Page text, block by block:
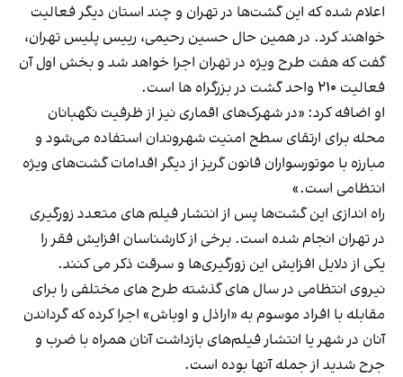
اعلام شده که این گشت‌ها در تهران و چند استان دیگر فعالیت
خواهند کرد. در همین حال حسین رحیمی، رییس پلیس تهران،
گفت که هفت طرح ویژه در تهران اجرا خواهد شد و بخش اول آن
فعالیت ۲۱۰ واحد گشت‌ در بزرگراه ها است.
او اضافه کرد: «در شهرک‌های اقماری نیز از ظرفیت نگهبانان
محله برای ارتقای سطح امنیت شهروندان استفاده می‌شود و
مبارزه با موتورسواران قانون گریز از دیگر اقدامات گشت‌های ویژه
انتظامی است.»
راه اندازی این گشت‌ها پس از انتشار فیلم های متعدد زورگیری
در تهران انجام شده است. برخی از کارشناسان افزایش فقر را
یکی از دلایل افزایش این زورگیری‌ها و سرقت ذکر می کنند.
نیروی انتظامی در سال های گذشته طرح های مختلفی را برای
مقابله با افراد موسوم به «اراذل و اوباش» اجرا کرده که گرداندن
آنان در شهر یا انتشار فیلم‌های بازداشت آنان همراه با ضرب و
جرح شدید از جمله آنها بوده است.